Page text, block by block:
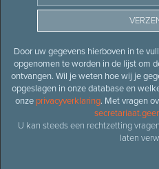
Door uw gegevens hierboven in te
opgenomen te worden in de lijst om
ontvangen. Wil je weten hoe wij je
opgeslagen in onze database en
onze privacyverklaring. Met vragen
U kan steeds een rechtzetting
laten